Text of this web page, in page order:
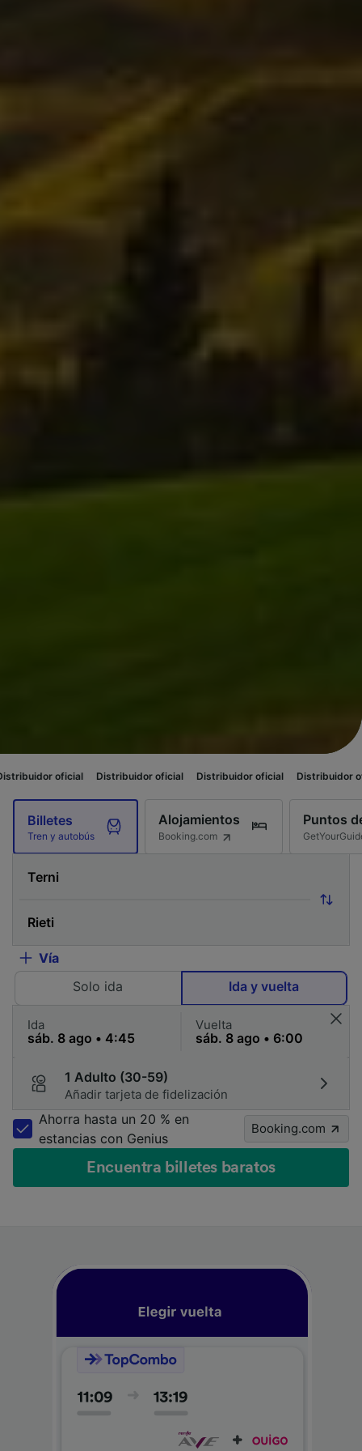
Distribuidor oficial Distribuidor oficial Distribuidor oficial
Billetes
Tren y autobús
Alojamientos
Booking.com
Puntos
Vía
Solo ida
Ida y vuelta
Ida Vuelta
1 Adulto (30-59)
Añadir tarjeta de fidelización
Ahorra hasta un 20 % en
estancias con Genius
Booking.com
Encuentra billetes baratos